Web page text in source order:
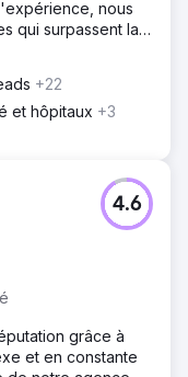
nous
qui surpassent la
+22
et hôpitaux +3
4.6
grâce à
et en constante